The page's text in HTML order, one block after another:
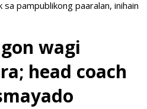
pampublikong paaralan, inihain
wagi
head coach